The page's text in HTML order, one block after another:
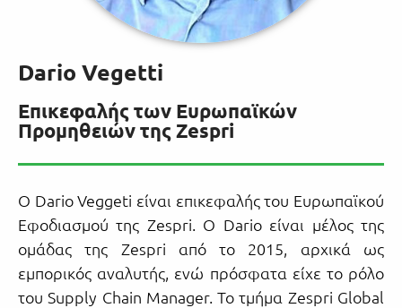
Dario Vegetti
Επικεφαλής των Ευρωπαϊκών
Προμηθειών της Zespri
Ο Dario Veggeti είναι επικεφαλής του Ευρωπαϊκού
Εφοδιασμού της Zespri. O Dario είναι μέλος της
ομάδας της Zespri από το 2015, αρχικά ως
εμπορικός αναλυτής, ενώ πρόσφατα είχε το ρόλο
του Supply Chain Manager. Το τμήμα Zespri Global